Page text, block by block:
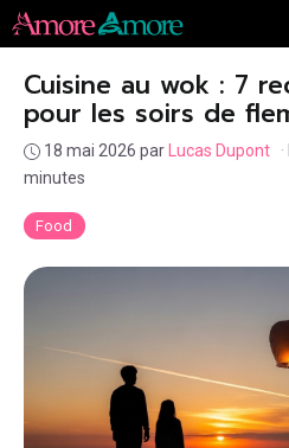
Aller
au
contenu
Food
Cuisine au wok : 7
pour les soirs de
18 mai 2026 par Lucas Dupont ·
minutes